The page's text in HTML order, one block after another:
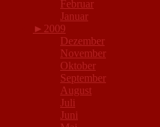
Februar
Januar
► 2009
Dezember
November
Oktober
September
August
Juli
Juni